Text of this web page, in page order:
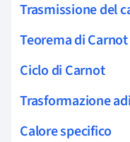
Trasmissione del
Teorema di Carnot
Ciclo di Carnot
Trasformazione
Calore specifico